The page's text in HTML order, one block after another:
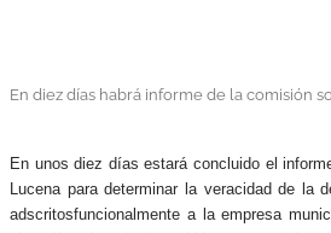
En diez días habrá informe de la comisión
En unos diez días estará concluido el
Lucena para determinar la veracidad de la
adscritosfuncionalmente a la empresa